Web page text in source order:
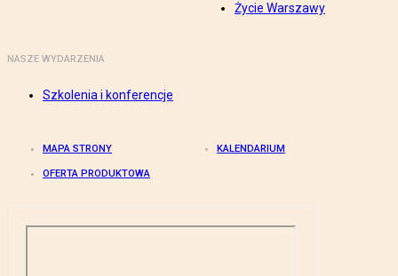
Życie Warszawy
NASZE WYDARZENIA
Szkolenia i konferencje
MAPA STRONY KALENDARIUM
OFERTA PRODUKTOWA